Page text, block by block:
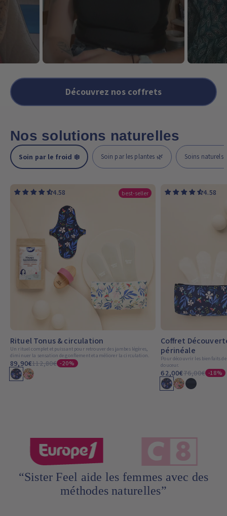
Découvrez nos coffrets
Nos solutions naturelles
Soin par le froid ❄️ Soin par les plantes 🌿 Soins naturels
best-seller
Rituel Tonus & circulation
Un rituel complet et puissant pour retrouver des jambes légères,
diminuer la sensation de gonflement et améliorer la circulation.
4.58
89,90€112,80€ -20%
Coffret
périnéale
Pour découvrir les bienfaits
douceur.
4.58
62,00€76,00€ -18%
“C'est hyper joli ce qu'elles ont fait et ça
vous soulage vraiment, on est archi